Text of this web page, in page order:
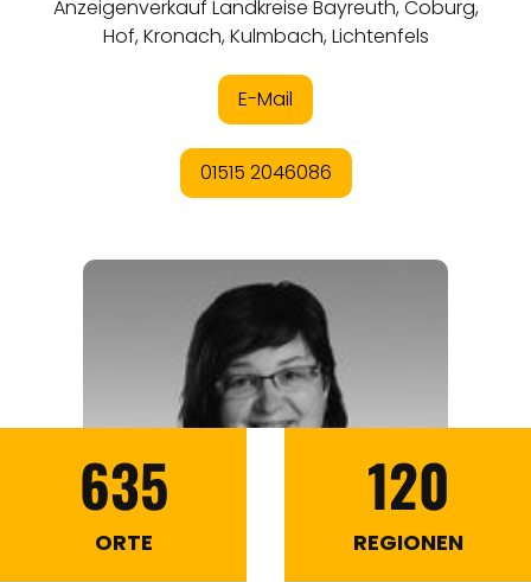
635
ORTE
120
REGIONEN